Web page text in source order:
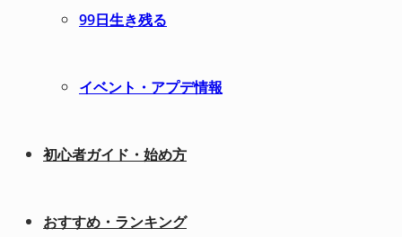
99日生き残る
イベント・アプデ情報
初心者ガイド・始め方
おすすめ・ランキング